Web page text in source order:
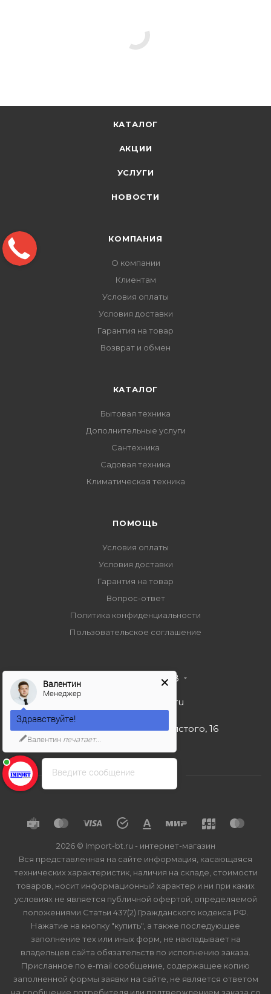
КАТАЛОГ
АКЦИИ
УСЛУГИ
НОВОСТИ
КОМПАНИЯ
О компании
Клиентам
Условия оплаты
Условия доставки
Гарантия на товар
Возврат и обмен
КАТАЛОГ
Бытовая техника
Дополнительные услуги
Сантехника
Садовая техника
Климатическая техника
ПОМОЩЬ
Условия оплаты
Условия доставки
Гарантия на товар
Вопрос-ответ
Политика конфиденциальности
Пользовательское соглашение
+7 495 989 53 38
import-bt@bk.ru
г. Москва, ул. Льва Толстого, 16
2026 © Import-bt.ru - интернет-магазин
Вся представленная на сайте информация, касающаяся
технических характеристик, наличия на складе, стоимости
товаров, носит информационный характер и ни при каких
условиях не является публичной офертой, определяемой
положениями Статьи 437(2) Гражданского кодекса РФ.
Нажатие на кнопку "купить", а также последующее
заполнение тех или иных форм, не накладывает на
владельцев сайта обязательств по исполнению заказа.
Присланное по e-mail сообщение, содержащее копию
заполненной формы заявки на сайте, не является ответом
Введите сообщение
Валентин
Менеджер
Здравствуйте!
Валентин печатает...